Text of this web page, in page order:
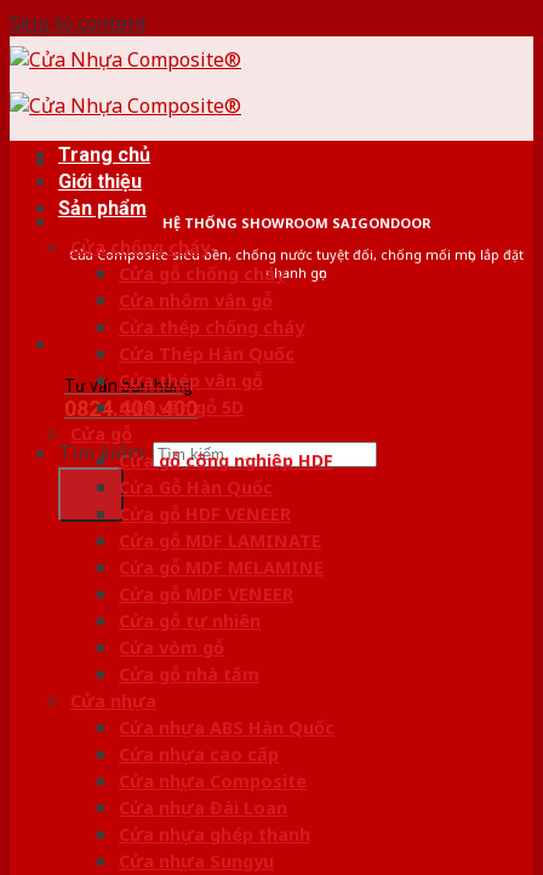
Skip to content
HỆ THỐNG SHOWROOM SAIGONDOOR
Cửa Composite siêu bền, chống nước tuyệt đối, chống mối mọt, lắp đặt
nhanh gọn
Tư vấn bán hàng
0824.400.400
Tìm kiếm:
Trang chủ
Giới thiệu
Sản phẩm
Cửa chống cháy
Cửa gỗ chống cháy
Cửa nhôm vân gỗ
Cửa thép chống cháy
Cửa Thép Hàn Quốc
Cửa thép vân gỗ
Cửa vân gỗ 5D
Cửa gỗ
Cửa gỗ công nghiệp HDF
Cửa Gỗ Hàn Quốc
Cửa gỗ HDF VENEER
Cửa gỗ MDF LAMINATE
Cửa gỗ MDF MELAMINE
Cửa gỗ MDF VENEER
Cửa gỗ tự nhiên
Cửa vòm gỗ
Cửa gỗ nhà tắm
Cửa nhựa
Cửa nhựa ABS Hàn Quốc
Cửa nhựa cao cấp
Cửa nhựa Composite
Cửa nhựa Đài Loan
Cửa nhựa ghép thanh
Cửa nhựa Sungyu